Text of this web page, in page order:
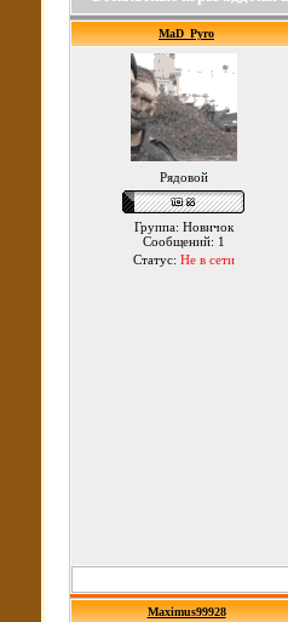
MaD_Pyro
Рядовой
Группа: Новичок
Сообщений: 1
Статус: Не в сети
Maximus99928